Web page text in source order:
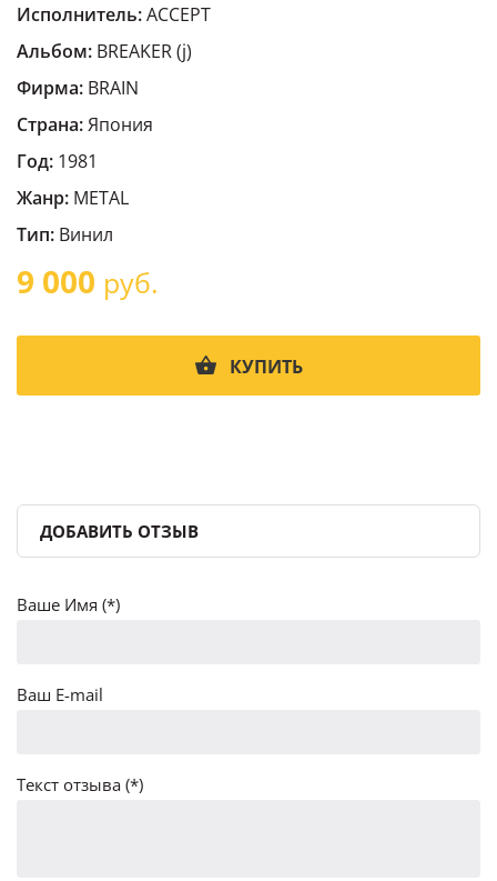
Исполнитель:ACCEPT
Альбом: BREAKER (j)
Фирма: BRAIN
Страна:Япония
Год: 1981
Жанр: METAL
Тип: Винил
9 000 руб.
КУПИТЬ
ДОБАВИТЬ ОТЗЫВ
Ваше Имя (*)
Ваш E-mail
Текст отзыва (*)